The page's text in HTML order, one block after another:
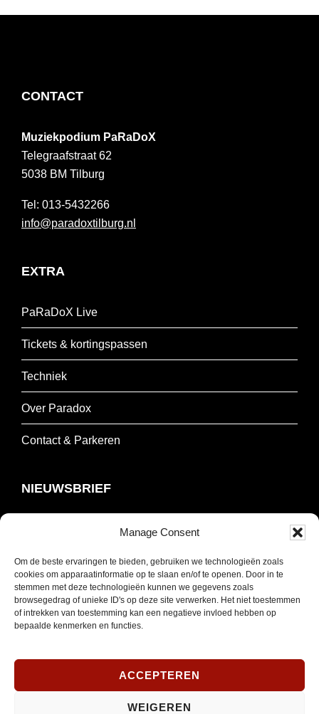
Manage Consent
Om de beste ervaringen te bieden, gebruiken we technologieën zoals
cookies om apparaatinformatie op te slaan en/of te openen. Door in te
stemmen met deze technologieën kunnen we gegevens zoals
browsegedrag of unieke ID's op deze site verwerken. Het niet toestemmen
of intrekken van toestemming kan een negatieve invloed hebben op
bepaalde kenmerken en functies.
ACCEPTEREN
WEIGEREN
FOOTER
CONTACT
Muziekpodium PaRaDoX
Telegraafstraat 62
5038 BM Tilburg
013-5432266
info@paradoxtilburg.nl
EXTRA
PaRaDoX Live
Tickets & kortingspassen
Techniek
Over Paradox
Contact & Parkeren
NIEUWSBRIEF
Schrijf je in om onze nieuwsbrief te ontvangen.
E-
mailadres
*
Verplicht
INSCHRIJVEN